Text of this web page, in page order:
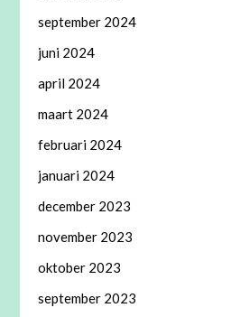
september 2024
juni 2024
april 2024
maart 2024
februari 2024
januari 2024
december 2023
november 2023
oktober 2023
september 2023